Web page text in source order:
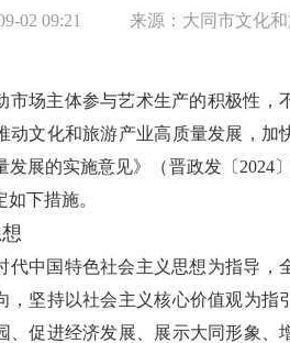
02 09:21 来源： 大同市文化
市场主体参与艺术生产的积极性
动文化和旅游产业高质量发展，
发展的实施意见》（晋政发〔2024
下措施。
代中国特色社会主义思想为指导
，坚持以社会主义核心价值观为
、促进经济发展、展示大同形象